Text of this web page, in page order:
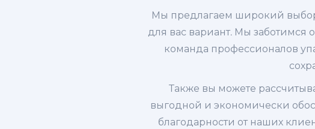
Мы предлагаем широкий выбор
для вас вариант. Мы заботимся
команда профессионалов
Также вы можете
выгодной и экономически
благодарности от наших